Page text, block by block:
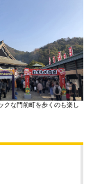
クな門前町を歩くのも楽し